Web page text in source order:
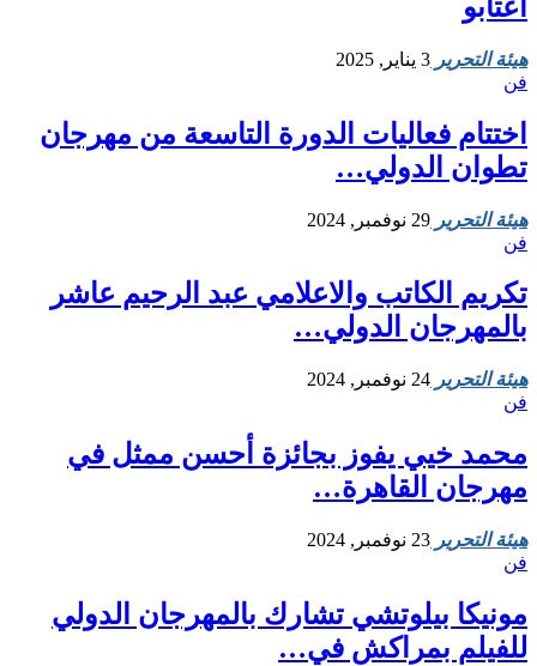
اعتابو
هيئة التحرير 3 يناير, 2025
فن
اختتام فعاليات الدورة التاسعة من مهرجان
تطوان الدولي…
هيئة التحرير 29 نوفمبر, 2024
فن
تكريم الكاتب والاعلامي عبد الرحيم عاشر
بالمهرجان الدولي…
هيئة التحرير 24 نوفمبر, 2024
فن
محمد خيي يفوز بجائزة أحسن ممثل في
مهرجان القاهرة…
هيئة التحرير 23 نوفمبر, 2024
فن
مونيكا بيلوتشي تشارك بالمهرجان الدولي
للفيلم بمراكش في…